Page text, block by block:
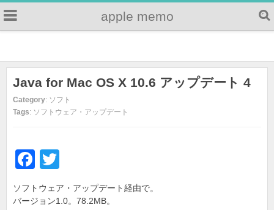
apple memo
Java for Mac OS X 10.6 アップデート 4
Category: ソフト
Tags: ソフトウェア・アップデート
F
a
c
tt
ソフトウェア・アップデート経由で。
バージョン1.0。78.2MB。